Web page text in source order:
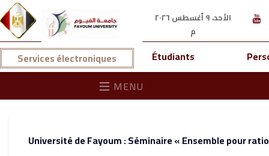
الأحد، ٩ أغسطس ٢٠٢٦
م
Services électroniques Étudiants
MENU
Université de Fayoum : Séminaire « Ensemble pour